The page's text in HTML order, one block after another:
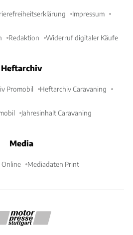
Impressum
Redaktion Widerruf digitaler Käufe
Heftarchiv
Promobil Heftarchiv Caravaning
Jahresinhalt Caravaning
Media
Mediadaten Print